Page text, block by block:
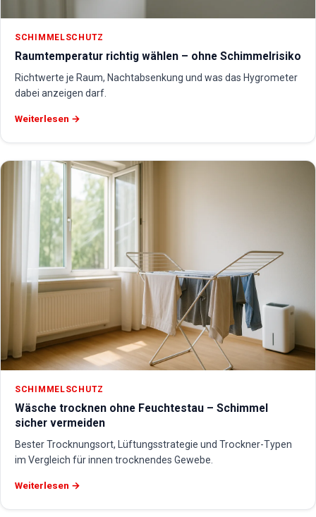
SCHIMMELSCHUTZ
Raumtemperatur richtig wählen – ohne Schimmelrisiko
Richtwerte je Raum, Nachtabsenkung und was das Hygrometer
dabei anzeigen darf.
Weiterlesen →
SCHIMMELSCHUTZ
Wäsche trocknen ohne Feuchtestau – Schimmel
sicher vermeiden
Bester Trocknungsort, Lüftungsstrategie und Trockner-Typen
im Vergleich für innen trocknendes Gewebe.
Weiterlesen →